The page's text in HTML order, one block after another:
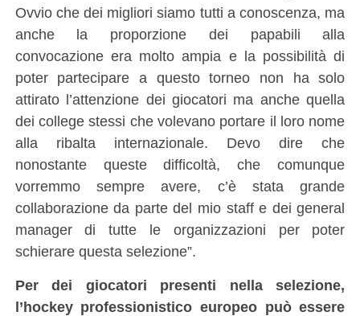
Ovvio che dei migliori siamo tutti a conoscenza, ma
anche la proporzione dei papabili alla
convocazione era molto ampia e la possibilità di
poter partecipare a questo torneo non ha solo
attirato l’attenzione dei giocatori ma anche quella
dei college stessi che volevano portare il loro nome
alla ribalta internazionale. Devo dire che
nonostante queste difficoltà, che comunque
vorremmo sempre avere, c’è stata grande
collaborazione da parte del mio staff e dei general
manager di tutte le organizzazioni per poter
schierare questa selezione”.
Per dei giocatori presenti nella selezione,
l’hockey professionistico europeo può essere